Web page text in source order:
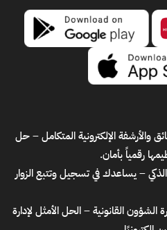
– حل
رقمياً بأمان.
– يساعدك في تسجيل وتتبع الزوار
– الحل الأمثل لإدارة